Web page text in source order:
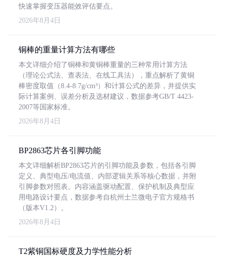
快速掌握变压器能效评估要点。
2026年8月4日
铜棒的重量计算方法有哪些
本文详细介绍了铜棒和黄铜棒重量的三种常用计算方法
（理论公式法、查表法、在线工具法），重点解析了黄铜
棒密度取值（8.4-8.7g/cm³）和计算公式的差异，并提供实
际计算案例、误差分析及选材建议，数据参考GB/T 4423-
2007等国家标准。
2026年8月4日
BP2863芯片各引脚功能
本文详细解析BP2863芯片的引脚功能及参数，包括各引脚
定义、典型电压/电流值、内部逻辑关系等核心数据，并附
引脚参数对照表。内容涵盖驱动配置、保护机制及典型应
用电路设计要点，数据参考自杭州士兰微电子官方规格书
（版本V1.2）。
2026年8月4日
T2紫铜国标硬度及力学性能分析